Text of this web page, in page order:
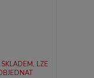
LZE